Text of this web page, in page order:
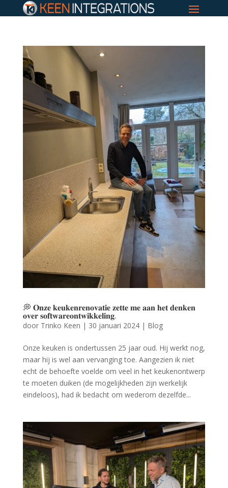
💭 𝐎𝐧𝐳𝐞 𝐤𝐞𝐮𝐤𝐞𝐧𝐫𝐞𝐧𝐨𝐯𝐚𝐭𝐢𝐞 𝐳𝐞𝐭𝐭𝐞 𝐦𝐞 𝐚𝐚𝐧 𝐡𝐞𝐭 𝐝𝐞𝐧𝐤𝐞𝐧
𝐨𝐯𝐞𝐫 𝐬𝐨𝐟𝐭𝐰𝐚𝐫𝐞𝐨𝐧𝐭𝐰𝐢𝐤𝐤𝐞𝐥𝐢𝐧𝐠.
door Trinko Keen | 30 januari 2024| Blog
Onze keuken is ondertussen 25 jaar oud. Hij werkt nog,
maar hij is wel aan vervanging toe. Aangezien ik niet
echt de behoefte voelde om veel in het keukenontwerp
te moeten duiken (de mogelijkheden zijn werkelijk
eindeloos), had ik bedacht om wederom dezelfde...